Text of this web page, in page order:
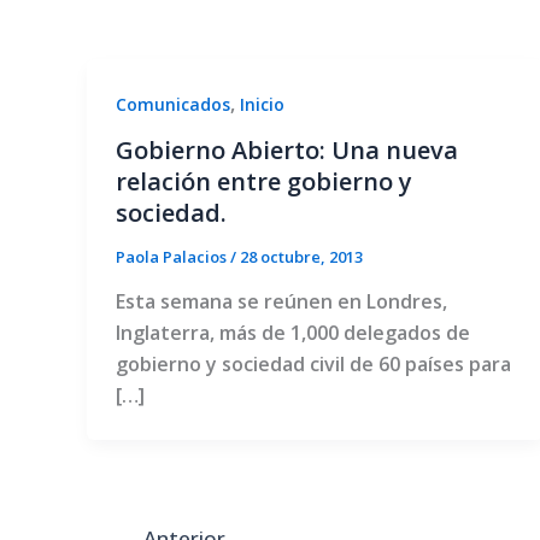
Comunicados, Inicio
Gobierno Abierto: Una nueva
relación entre gobierno y
sociedad.
Paola Palacios/ 28 octubre, 2013
Esta semana se reúnen en Londres,
Inglaterra, más de 1,000 delegados de
gobierno y sociedad civil de 60 países para
[…]